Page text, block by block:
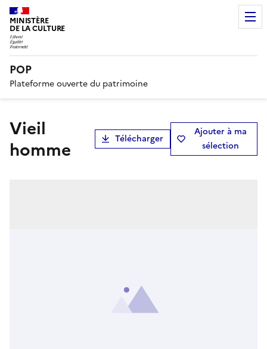
MINISTÈRE
DE LA CULTURE
POP
Plateforme ouverte du patrimoine
Vieil
homme
Télécharger
Ajouter à ma
sélection